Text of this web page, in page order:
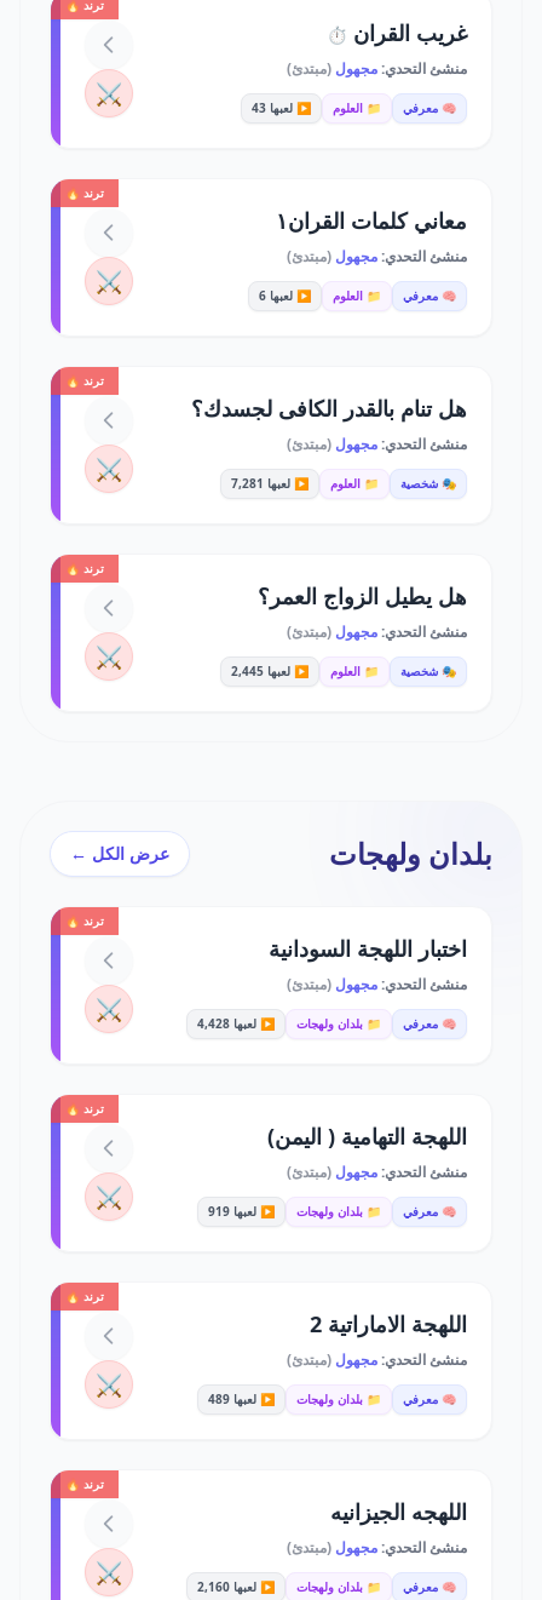
ترند 🔥
غريب القران ⏱️
منشئ التحدي:مجهول (مبتدئ)
🧠 معرفي 📁 العلوم ▶️ لعبها 43 ⚔️
ترند 🔥
معاني كلمات القران١
منشئ التحدي:مجهول (مبتدئ)
🧠 معرفي 📁 العلوم ▶️ لعبها 6 ⚔️
ترند 🔥
هل تنام بالقدر الكافى لجسدك؟
منشئ التحدي:مجهول (مبتدئ)
🎭 شخصية 📁 العلوم ▶️ لعبها 7,281 ⚔️
ترند 🔥
هل يطيل الزواج العمر؟
منشئ التحدي:مجهول (مبتدئ)
🎭 شخصية 📁 العلوم ▶️ لعبها 2,445 ⚔️
بلدان ولهجات عرض الكل ←
ترند 🔥
اختبار اللهجة السودانية
منشئ التحدي:مجهول (مبتدئ)
🧠 معرفي 📁 بلدان ولهجات ▶️ لعبها 4,428 ⚔️
ترند 🔥
اللهجة التهامية ( اليمن)
منشئ التحدي:مجهول (مبتدئ)
🧠 معرفي 📁 بلدان ولهجات ▶️ لعبها 919 ⚔️
ترند 🔥
اللهجة الاماراتية 2
منشئ التحدي:مجهول (مبتدئ)
🧠 معرفي 📁 بلدان ولهجات ▶️ لعبها 489 ⚔️
ترند 🔥
اللهجه الجيزانيه
منشئ التحدي:مجهول (مبتدئ)
🧠 معرفي 📁 بلدان ولهجات ▶️ لعبها 2,160 ⚔️